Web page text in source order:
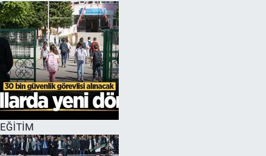
EĞİTİM